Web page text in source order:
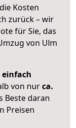
Kosten
zurück – wir
für Sie, das
von Ulm
einfach
von nurca.
Beste daran
Preisen